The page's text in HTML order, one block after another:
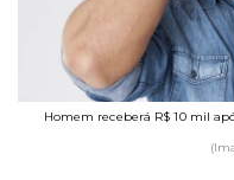
Homem receberá R$ 10 mil